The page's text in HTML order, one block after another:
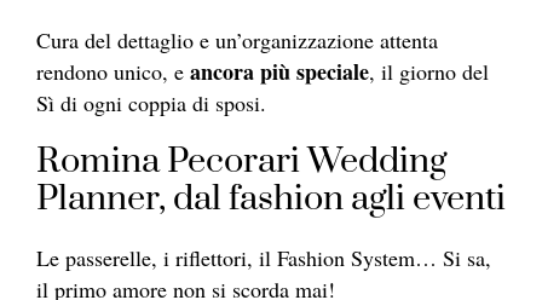
Cura del dettaglio e un’organizzazione attenta
rendono unico, e ancora più speciale, il giorno del
Sì di ogni coppia di sposi.
Romina Pecorari Wedding
Planner, dal fashion agli eventi
Le passerelle, i riflettori, il Fashion System… Si sa,
il primo amore non si scorda mai!